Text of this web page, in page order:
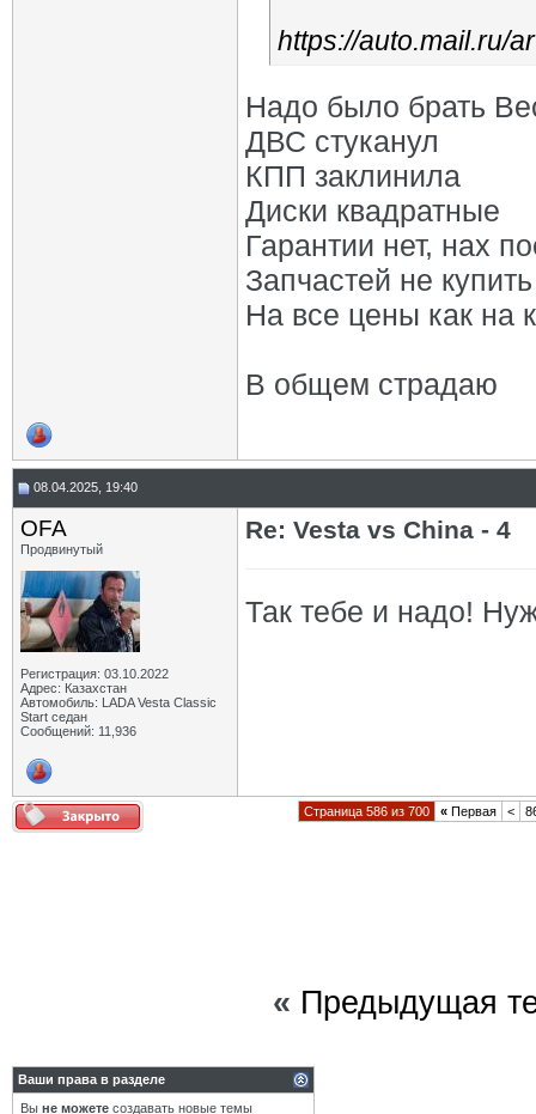
https://auto.mail.ru/
Надо было брать
ДВС стуканул
КПП заклинила
Диски квадратные
Гарантии нет, нах
Запчастей не купить
На все цены как на
В общем страдаю
08.04.2025, 19:40
OFA
Продвинутый
Регистрация: 03.10.2022
Адрес: Казахстан
Автомобиль: LADA Vesta Classic
Start седан
Сообщений: 11,936
Re: Vesta vs China - 4
Так тебе и надо!
Страница 586 из 700 « Первая <
« Предыдущая
Ваши права в разделе
Вы не можете создавать новые темы